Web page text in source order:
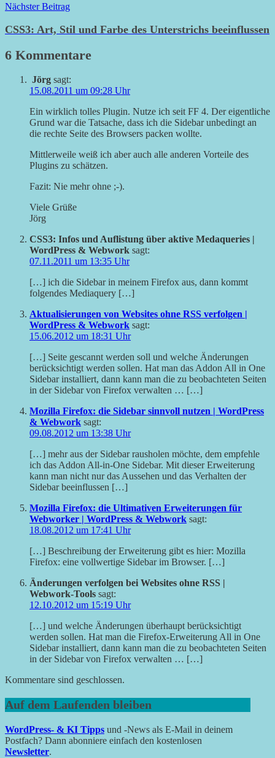
Nächster Beitrag
CSS3: Art, Stil und Farbe des Unterstrichs beeinflussen
6 Kommentare
Jörg sagt:
15.08.2011 um 09:28 Uhr
Ein wirklich tolles Plugin. Nutze ich seit FF 4. Der eigentliche
Grund war die Tatsache, dass ich die Sidebar unbedingt an
die rechte Seite des Browsers packen wollte.
Mittlerweile weiß ich aber auch alle anderen Vorteile des
Plugins zu schätzen.
Fazit: Nie mehr ohne ;-).
Viele Grüße
Jörg
CSS3: Infos und Auflistung über aktive Medaqueries |
WordPress & Webwork sagt:
07.11.2011 um 13:35 Uhr
[…] ich die Sidebar in meinem Firefox aus, dann kommt
folgendes Mediaquery […]
Aktualisierungen von Websites ohne RSS verfolgen |
WordPress & Webwork sagt:
15.06.2012 um 18:31 Uhr
[…] Seite gescannt werden soll und welche Änderungen
berücksichtigt werden sollen. Hat man das Addon All in One
Sidebar installiert, dann kann man die zu beobachteten Seiten
in der Sidebar von Firefox verwalten … […]
Mozilla Firefox: die Sidebar sinnvoll nutzen | WordPress
& Webwork sagt:
09.08.2012 um 13:38 Uhr
[…] mehr aus der Sidebar rausholen möchte, dem empfehle
ich das Addon All-in-One Sidebar. Mit dieser Erweiterung
kann man nicht nur das Aussehen und das Verhalten der
Sidebar beeinflussen […]
Mozilla Firefox: die Ultimativen Erweiterungen für
Webworker | WordPress & Webwork sagt:
18.08.2012 um 17:41 Uhr
[…] Beschreibung der Erweiterung gibt es hier: Mozilla
Firefox: eine vollwertige Sidebar im Browser. […]
Änderungen verfolgen bei Websites ohne RSS |
Webwork-Tools sagt:
12.10.2012 um 15:19 Uhr
[…] und welche Änderungen überhaupt berücksichtigt
werden sollen. Hat man die Firefox-Erweiterung All in One
Sidebar installiert, dann kann man die zu beobachteten Seiten
in der Sidebar von Firefox verwalten … […]
Kommentare sind geschlossen.
Auf dem Laufenden bleiben
WordPress- & KI Tipps und -News als E-Mail in deinem
Postfach? Dann abonniere einfach den kostenlosen
Newsletter.